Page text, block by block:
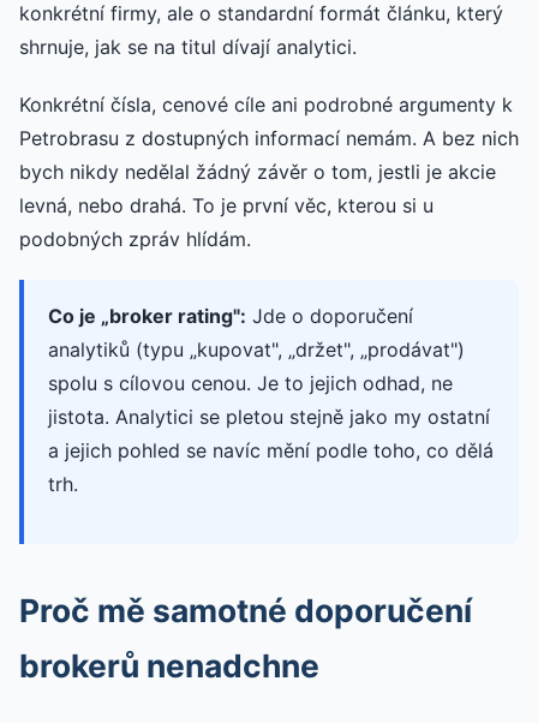
konkrétní firmy, ale o standardní formát článku, který
shrnuje, jak se na titul dívají analytici.
Konkrétní čísla, cenové cíle ani podrobné argumenty k
Petrobrasu z dostupných informací nemám. A bez nich
bych nikdy nedělal žádný závěr o tom, jestli je akcie
levná, nebo drahá. To je první věc, kterou si u
podobných zpráv hlídám.
Co je „broker rating": Jde o doporučení
analytiků (typu „kupovat", „držet", „prodávat")
spolu s cílovou cenou. Je to jejich odhad, ne
jistota. Analytici se pletou stejně jako my ostatní
a jejich pohled se navíc mění podle toho, co dělá
trh.
Proč mě samotné doporučení
brokerů nenadchne